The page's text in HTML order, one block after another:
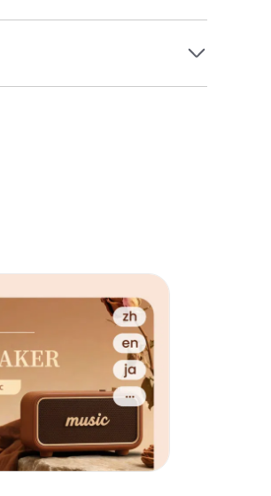
设计室拥有丰富的电商海报